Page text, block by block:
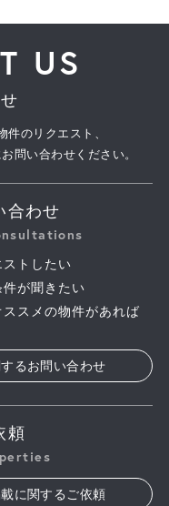
US
のリクエスト、
問い合わせください。
合わせ
トしたい
が聞きたい
ススメの物件があれば
るお問い合わせ
頼
に関するご依頼